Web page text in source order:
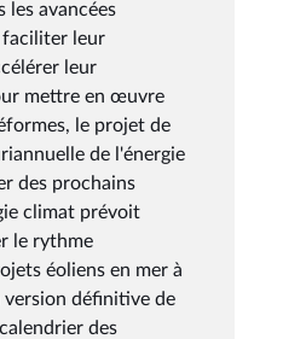
les avancées
faciliter leur
leur
mettre en œuvre
le projet de
de l'énergie
des prochains
climat prévoit
le rythme
éoliens en mer à
définitive de
des